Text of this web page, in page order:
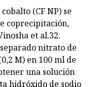
(CF NP) se
coprecipitación,
et al.32.
nitrato de
M) en 100 ml de
una solución
hidróxido de sodio